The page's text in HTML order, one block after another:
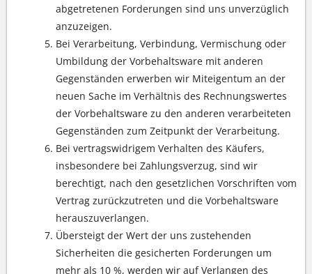
abgetretenen Forderungen sind uns unverzüglich
anzuzeigen.
Bei Verarbeitung, Verbindung, Vermischung oder
Umbildung der Vorbehaltsware mit anderen
Gegenständen erwerben wir Miteigentum an der
neuen Sache im Verhältnis des Rechnungswertes
der Vorbehaltsware zu den anderen verarbeiteten
Gegenständen zum Zeitpunkt der Verarbeitung.
Bei vertragswidrigem Verhalten des Käufers,
insbesondere bei Zahlungsverzug, sind wir
berechtigt, nach den gesetzlichen Vorschriften vom
Vertrag zurückzutreten und die Vorbehaltsware
herauszuverlangen.
Übersteigt der Wert der uns zustehenden
Sicherheiten die gesicherten Forderungen um
mehr als 10 %, werden wir auf Verlangen des